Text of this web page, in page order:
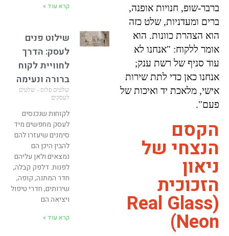
ברבר-שופ, חנויות אופנה,
ברים ומעדניות, שלט כזה
הוא הצהרת כוונות. הוא
אומר ללקוח: "אנחנו לא
עוד סניף של רשת ענק;
אנחנו כאן כדי לתת שירות
אישי, מלאכת יד ואיכות של
פעם".
הקסם
הנצחי של
ניאון
הזכוכית
(Real Glass
Neon)
קרא עוד »
שילוט פנים
לעסק: הדרך
לחוויית לקוח
ברורה ונעימה
שלטים פלוס - שלטים
לעסקים
לקוחות שנכנסים
לעסק מחפשים מיד
סימנים שיעזרו להם
להבין היכן הם
נמצאים ולאן עליהם
לפנות. דלפק קבלה,
חדר המתנה, קופה,
שירותים, חדרי טיפול
ויציאה הם
קרא עוד »